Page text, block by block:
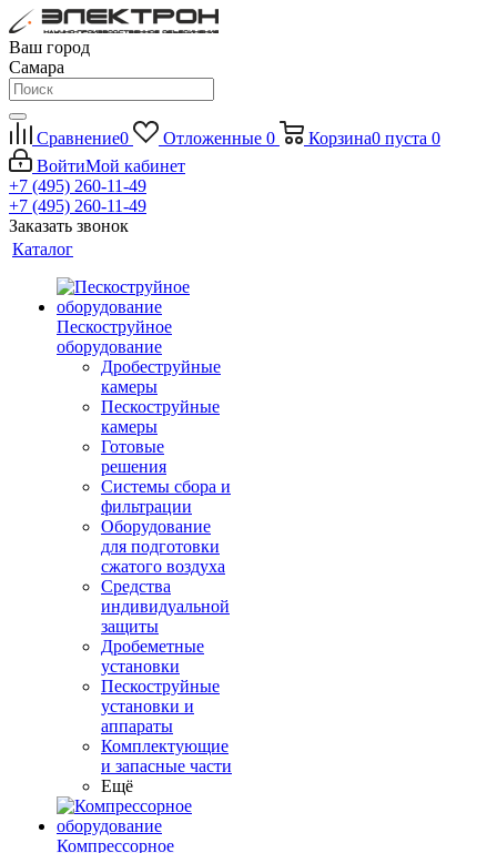
Ваш город
Самара
Сравнение0 Отложенные 0 Корзина0 пуста 0
ВойтиМой кабинет
+7 (495) 260-11-49
+7 (495) 260-11-49
Заказать звонок
Каталог
Пескоструйное
оборудование
Дробеструйные
камеры
Пескоструйные
камеры
Готовые
решения
Системы сбора и
фильтрации
Оборудование
для подготовки
сжатого воздуха
Средства
индивидуальной
защиты
Дробеметные
установки
Пескоструйные
установки и
аппараты
Комплектующие
и запасные части
Ещё
Компрессорное